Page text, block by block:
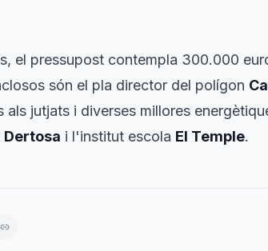
el pressupost contempla 300.000
són el pla director del polígon
als jutjats i diverses millores
Dertosa i l'institut escola El Temple.